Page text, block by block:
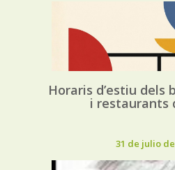
Horaris d’estiu dels
i restaurants
31 de julio